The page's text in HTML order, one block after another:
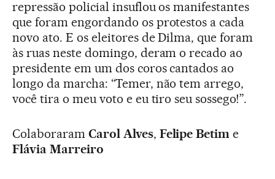
repressão policial insuflou os manifestantes
que foram engordando os protestos a cada
novo ato. E os eleitores de Dilma, que foram
às ruas neste domingo, deram o recado ao
presidente em um dos coros cantados ao
longo da marcha: “Temer, não tem arrego,
você tira o meu voto e eu tiro seu sossego!”.
ColaboraramCarol Alves, Felipe Betim e
Flávia Marreiro